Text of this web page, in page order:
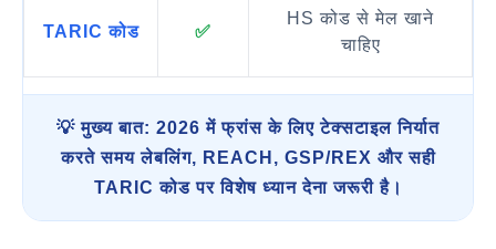
TARIC कोड ✅
HS कोड से मेल खाने
चाहिए
💡 मुख्य बात: 2026 में फ्रांस के लिए टेक्सटाइल निर्यात
करते समय लेबलिंग, REACH, GSP/REX और सही
TARIC कोड पर विशेष ध्यान देना जरूरी है।